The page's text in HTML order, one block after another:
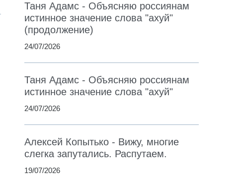
Таня Адамс - Объясняю россиянам
истинное значение слова "ахуй"
(продолжение)
24/07/2026
Таня Адамс - Объясняю россиянам
истинное значение слова "ахуй"
24/07/2026
Алексей Копытько - Вижу, многие
слегка запутались. Распутаем.
19/07/2026